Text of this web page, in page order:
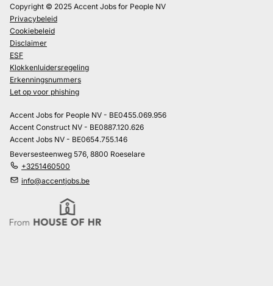
Copyright © 2025 Accent Jobs for People NV
Privacybeleid
Cookiebeleid
Disclaimer
ESF
Klokkenluidersregeling
Erkenningsnummers
Let op voor phishing
Accent Jobs for People NV - BE0455.069.956
Accent Construct NV - BE0887.120.626
Accent Jobs NV - BE0654.755.146
Beversesteenweg 576, 8800 Roeselare
+3251460500
info@accentjobs.be